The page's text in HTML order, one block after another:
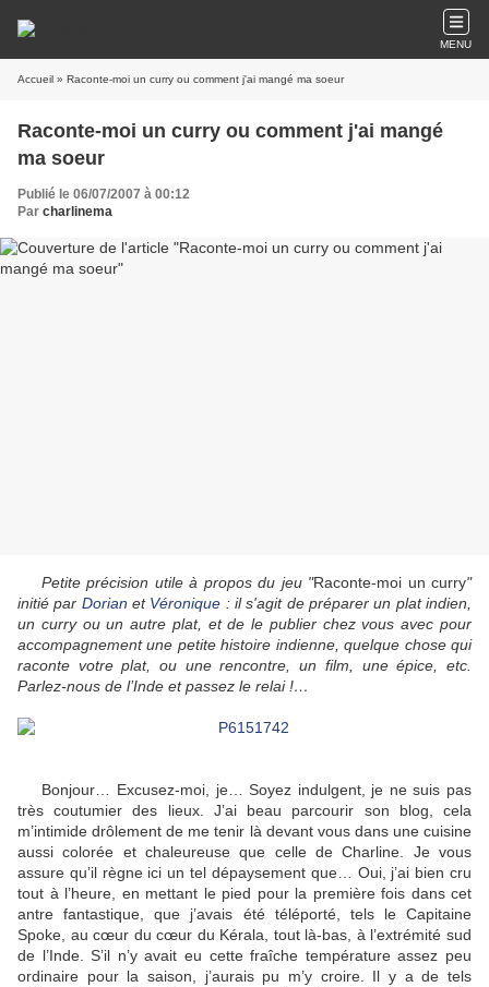
MENU
Accueil » Raconte-moi un curry ou comment j'ai mangé ma soeur
Raconte-moi un curry ou comment j'ai mangé
ma soeur
Publié le 06/07/2007 à 00:12
Par charlinema
Petite précision utile à propos du jeu "Raconte-moi un curry"
initié par Dorian et Véronique : il s'agit de préparer un plat indien,
un curry ou un autre plat, et de le publier chez vous avec pour
accompagnement une petite histoire indienne, quelque chose qui
raconte votre plat, ou une rencontre, un film, une épice, etc.
Parlez-nous de l’Inde et passez le relai !…
Bonjour… Excusez-moi, je… Soyez indulgent, je ne suis pas
très coutumier des lieux. J’ai beau parcourir son blog, cela
m’intimide drôlement de me tenir là devant vous dans une cuisine
aussi colorée et chaleureuse que celle de Charline. Je vous
assure qu’il règne ici un tel dépaysement que… Oui, j’ai bien cru
tout à l’heure, en mettant le pied pour la première fois dans cet
antre fantastique, que j’avais été téléporté, tels le Capitaine
Spoke, au cœur du cœur du Kérala, tout là-bas, à l’extrémité sud
de l’Inde. S’il n’y avait eu cette fraîche température assez peu
ordinaire pour la saison, j’aurais pu m’y croire. Il y a de tels